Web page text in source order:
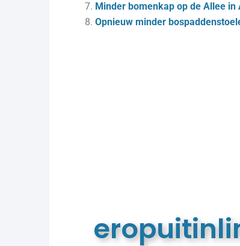
Minder bomenkap op de Allee in
Opnieuw minder